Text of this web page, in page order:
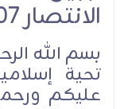
الانتصار 25/7/2007
بسم الله
تحية
عليكم